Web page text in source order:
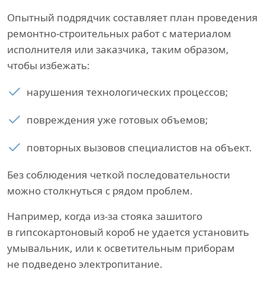
Опытный подрядчик составляет план проведения
ремонтно-строительных работ с материалом
исполнителя или заказчика, таким образом,
чтобы избежать:
нарушения технологических процессов;
повреждения уже готовых объемов;
повторных вызовов специалистов на объект.
Без соблюдения четкой последовательности
можно столкнуться с рядом проблем.
Например, когда из-за стояка зашитого
в гипсокартоновый короб не удается установить
умывальник, или к осветительным приборам
не подведено электропитание.